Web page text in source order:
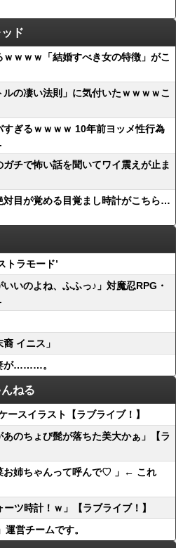
ド
ｗｗｗｗ「結婚すべき女の特徴」がこ
ルの凄い法則」に気付いたｗｗｗｗこ
すぎるｗｗｗｗ 10年前ヨッメ性行為
ガチで怖い話を聞いてワイ震えが止ま
対目が覚める目覚まし時計がこちら…
トラモード’
いのよね、ふふっ♪」対魔忍RPG・
イニス」
が………。
ねる
ースイラスト【ラブライブ！】
のちょび髭が落ちた美大かぁ」【ラ
お姉ちゃんって呼んで♡ 」← これ
ツ時計！ｗ」【ラブライブ！】
営チームです。